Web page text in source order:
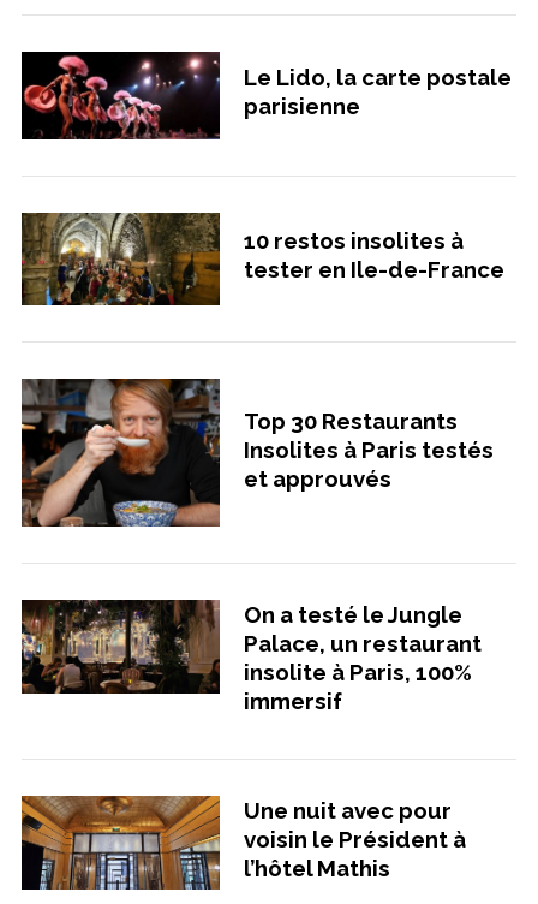
Le Lido, la carte postale
parisienne
10 restos insolites à
tester en Ile-de-France
Top 30 Restaurants
Insolites à Paris testés
et approuvés
On a testé le Jungle
Palace, un restaurant
insolite à Paris, 100%
immersif
Une nuit avec pour
voisin le Président à
l’hôtel Mathis